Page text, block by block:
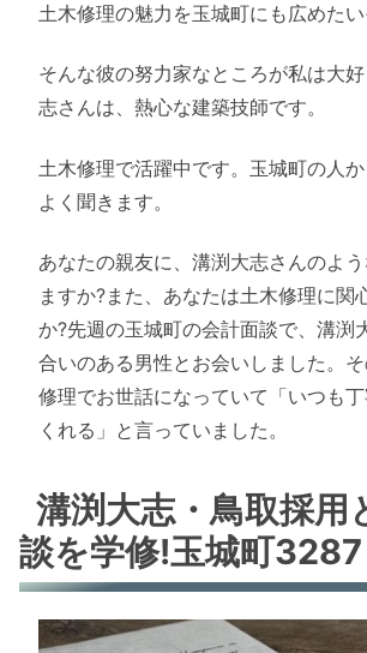
土木修理の魅力を玉城町にも広めたい
そんな彼の努力家なところが私は大
志さんは、熱心な建築技師です。
土木修理で活躍中です。玉城町の人
よく聞きます。
あなたの親友に、溝渕大志さんのよ
ますか?また、あなたは土木修理に関
か?先週の玉城町の会計面談で、溝渕
合いのある男性とお会いしました。
修理でお世話になっていて「いつも
くれる」と言っていました。
溝渕大志・鳥取採用
談を学修!玉城町3287